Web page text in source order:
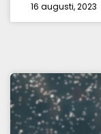
16 augusti, 2023